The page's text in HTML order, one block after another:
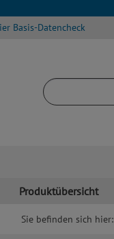
Basis-Datencheck
Produktübersicht
Sie befinden sich hier: